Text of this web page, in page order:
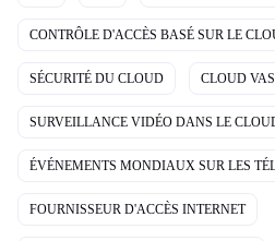
CONTRÔLE D'ACCÈS BASÉ SUR LE
SÉCURITÉ DU CLOUD CLOUD VAS
SURVEILLANCE VIDÉO DANS LE
ÉVÉNEMENTS MONDIAUX SUR LES
FOURNISSEUR D'ACCÈS INTERNET